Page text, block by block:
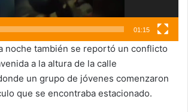
01:15
noche también se reportó un conflicto
a la altura de la calle
un grupo de jóvenes comenzaron
que se encontraba estacionado.